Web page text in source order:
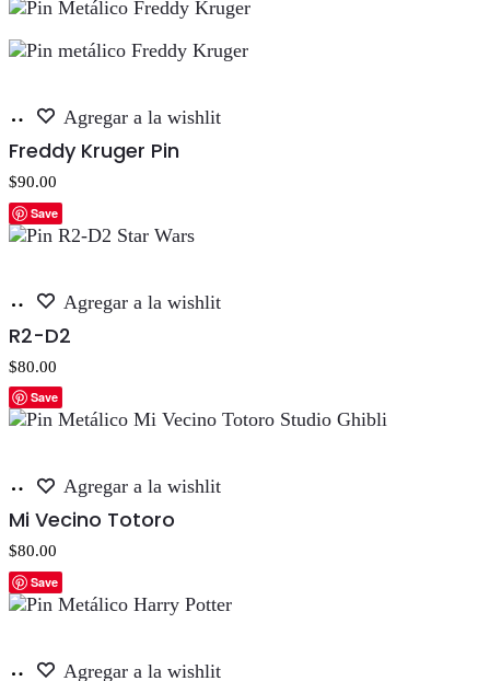
Añadir
carrito
Agregar a la wishlit
Freddy Kruger Pin
$90.00
Save
Añadir
carrito
Agregar a la wishlit
R2-D2
$80.00
Save
Añadir
carrito
Agregar a la wishlit
Mi Vecino Totoro
$80.00
Save
AñadirAgregar a la wishlit